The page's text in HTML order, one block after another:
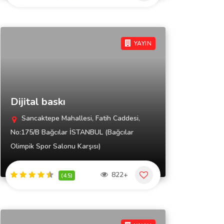
YAYIN
Dijital baskı
Sancaktepe Mahallesi, Fatih Caddesi,
No:175/B Bağcılar İSTANBUL (Bağcılar
Olimpik Spor Salonu Karşısı)
(4.5) 822+